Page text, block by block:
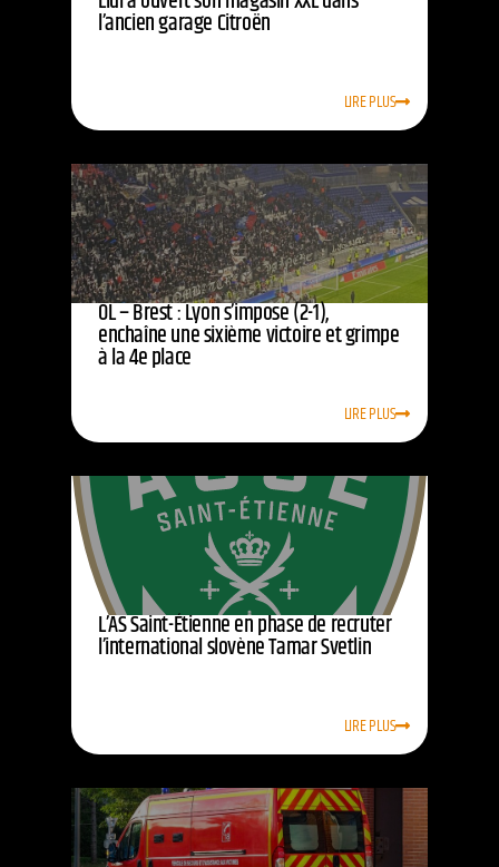
l’ancien garage Citroën
LIRE PLUS
OL – Brest : Lyon s’impose (2-1),
enchaîne une sixième victoire et grimpe
à la 4e place
LIRE PLUS
L’AS Saint-Étienne en phase de recruter
l’international slovène Tamar Svetlin
LIRE PLUS